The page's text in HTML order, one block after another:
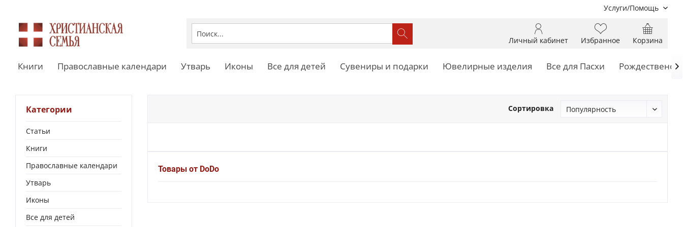
Услуги/Помощь
Корзина
Избранное
Личный кабинет
Книги Православные календари Утварь Иконы Все для детей Сувениры и подарки Ювелирные изделия Все для Пасхи 
Категории
Статьи
Книги
Православные календари
Утварь
Иконы
Все для детей
Сортировка
Товары от DoDo